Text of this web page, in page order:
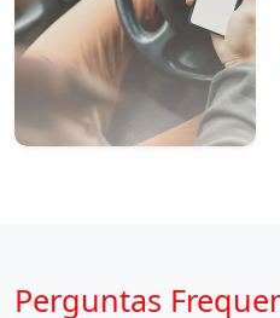
Perguntas